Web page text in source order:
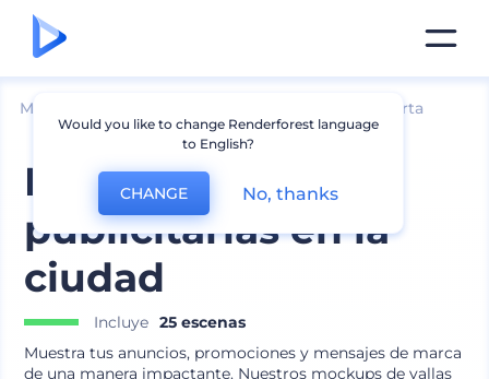
Mockups Mockup de cartelera y pancarta
Mockups de vallas
publicitarias en la
ciudad
Incluye 25 escenas
Muestra tus anuncios, promociones y mensajes de marca
de una manera impactante. Nuestros mockups de vallas
Would you like to change Renderforest language
to English?
CHANGE No, thanks